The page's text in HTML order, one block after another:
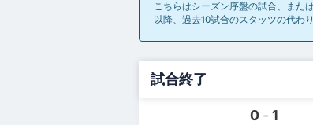
こちらはシーズン序盤の試合、また
以降、過去10試合のスタッツの代わ
試合終了
0 - 1